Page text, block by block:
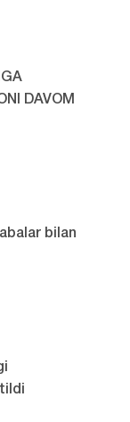
DAVOM
bilan